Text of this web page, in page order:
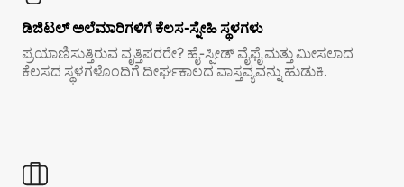
ಡಿಜಿಟಲ್ ಅಲೆಮಾರಿಗಳಿಗೆ ಕೆಲಸ-ಸ್ನೇಹಿ ಸ್ಥಳಗಳು
ಪ್ರಯಾಣಿಸುತ್ತಿರುವ ವೃತ್ತಿಪರರೇ? ಹೈ-ಸ್ಪೀಡ್ ವೈಫೈ ಮತ್ತು ಮೀಸಲಾದ
ಕೆಲಸದ ಸ್ಥಳಗಳೊಂದಿಗೆ ದೀರ್ಘಕಾಲದ ವಾಸ್ತವ್ಯವನ್ನು ಹುಡುಕಿ.